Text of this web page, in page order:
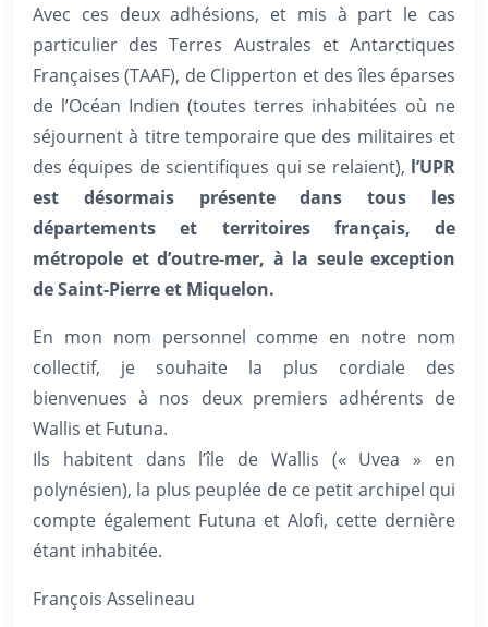
Avec ces deux adhésions, et mis à part le cas
particulier des Terres Australes et Antarctiques
Françaises (TAAF), de Clipperton et des îles éparses
de l’Océan Indien (toutes terres inhabitées où ne
séjournent à titre temporaire que des militaires et
des équipes de scientifiques qui se relaient), l’UPR
est désormais présente dans tous les
départements et territoires français, de
métropole et d’outre-mer, à la seule exception
de Saint-Pierre et Miquelon.
En mon nom personnel comme en notre nom
collectif, je souhaite la plus cordiale des
bienvenues à nos deux premiers adhérents de
Wallis et Futuna.
Ils habitent dans l’île de Wallis (« Uvea » en
polynésien), la plus peuplée de ce petit archipel qui
compte également Futuna et Alofi, cette dernière
étant inhabitée.
François Asselineau